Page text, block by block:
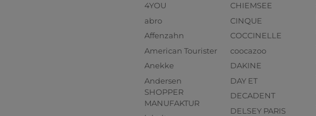
4YOU
abro
Affenzahn
American Tourister
Anekke
Andersen
SHOPPER
MANUFAKTUR
CHIEMSEE
CINQUE
COCCINELLE
coocazoo
DAKINE
DAY ET
DECADENT
DELSEY PARIS